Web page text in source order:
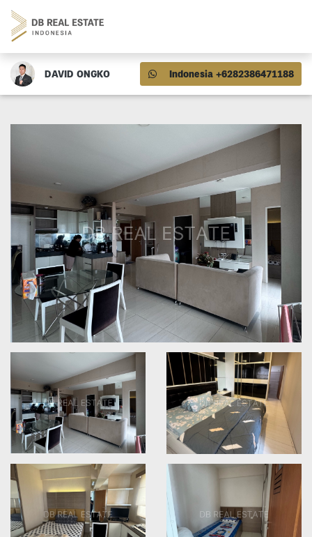
DAVID ONGKO Indonesia +6282386471188